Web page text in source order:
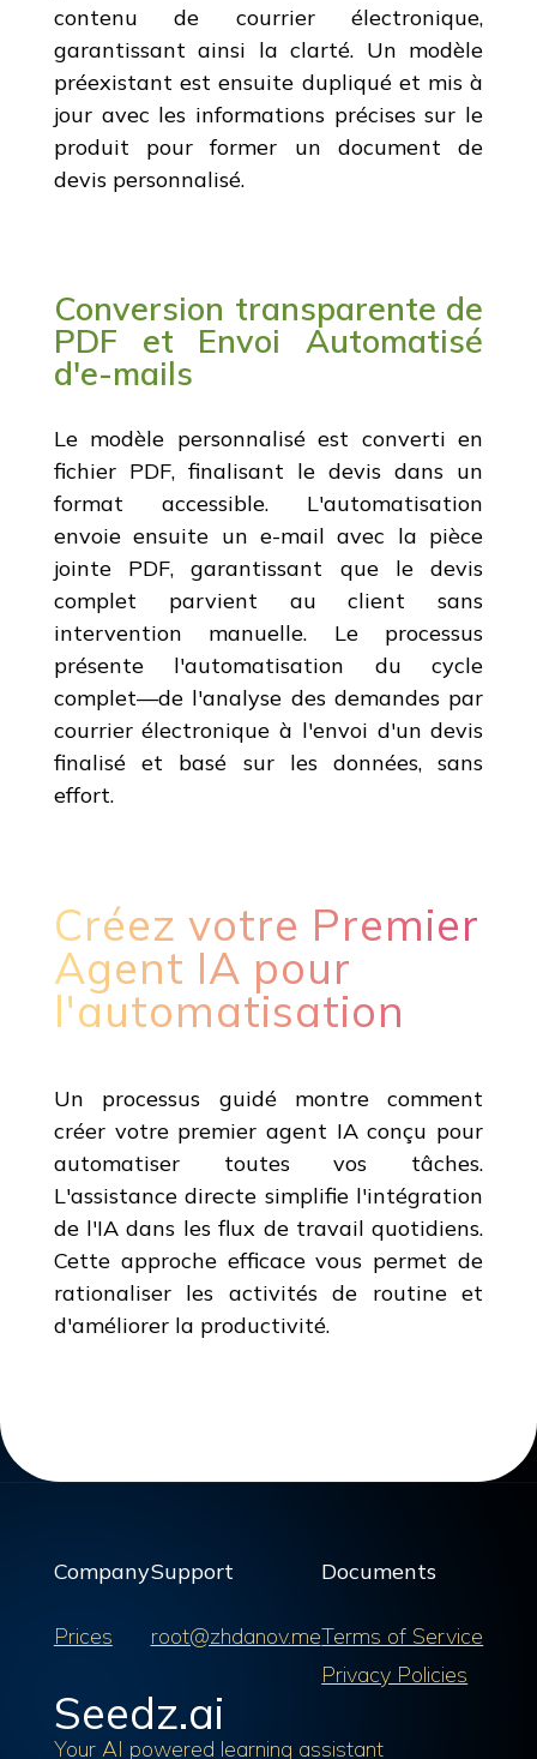
contenu de courrier électronique,
garantissant ainsi la clarté. Un modèle
préexistant est ensuite dupliqué et mis à
jour avec les informations précises sur le
produit pour former un document de
devis personnalisé.
Conversion transparente de
PDF et Envoi Automatisé
d'e-mails
Le modèle personnalisé est converti en
fichier PDF, finalisant le devis dans un
format accessible. L'automatisation
envoie ensuite un e-mail avec la pièce
jointe PDF, garantissant que le devis
complet parvient au client sans
intervention manuelle. Le processus
présente l'automatisation du cycle
complet—de l'analyse des demandes par
courrier électronique à l'envoi d'un devis
finalisé et basé sur les données, sans
effort.
Créez votre Premier
Agent IA pour
l'automatisation
Un processus guidé montre comment
créer votre premier agent IA conçu pour
automatiser toutes vos tâches.
L'assistance directe simplifie l'intégration
de l'IA dans les flux de travail quotidiens.
Cette approche efficace vous permet de
rationaliser les activités de routine et
d'améliorer la productivité.
Company
Prices
Support
root@zhdanov.me
Documents
Terms of Service
Privacy Policies
Seedz.ai
Your AI powered learning assistant